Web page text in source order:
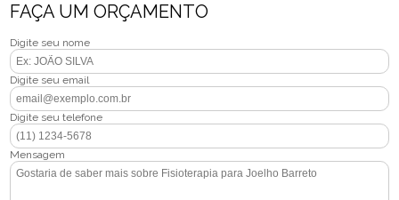
FAÇA UM ORÇAMENTO
Digite seu nome
Digite seu email
Digite seu telefone
Mensagem